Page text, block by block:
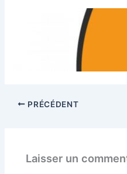
PRÉCÉDENT
Laisser un